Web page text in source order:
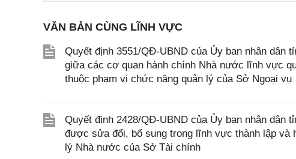
VĂN BẢN CÙNG LĨNH VỰC
Quyết định 3551/QĐ-UBND của Ủy ban nhân dân
giữa các cơ quan hành chính Nhà nước lĩnh vực
thuộc phạm vi chức năng quản lý của Sở Ngoại vụ
Quyết định 2428/QĐ-UBND của Ủy ban nhân dân
được sửa đổi, bổ sung trong lĩnh vực thành lập và
lý Nhà nước của Sở Tài chính